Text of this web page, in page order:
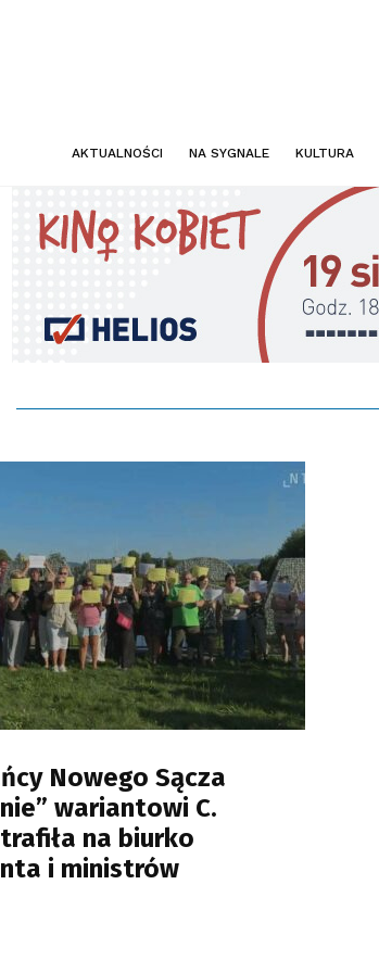
AKTUALNOŚCI NA SYGNALE KULTURA
Nowego Sącza
wariantowi C.
na biurko
i ministrów